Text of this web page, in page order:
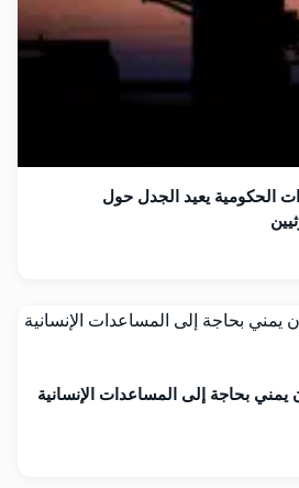
الحكومية يعيد الجدل حول
21 مليون يمني بحاجة إلى المساعدات الإنسانية